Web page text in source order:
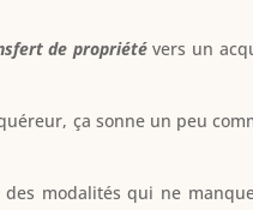
de propriétévers un
ça sonne un peu
modalités qui ne